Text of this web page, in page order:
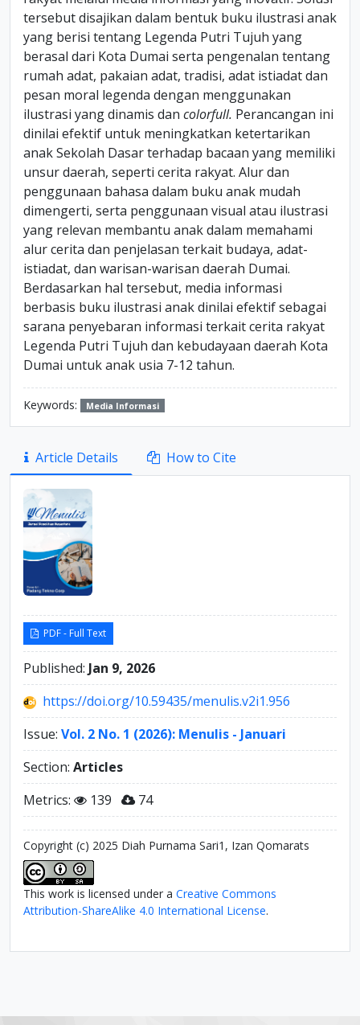
tersebut disajikan dalam bentuk buku ilustrasi anak
yang berisi tentang Legenda Putri Tujuh yang
berasal dari Kota Dumai serta pengenalan tentang
rumah adat, pakaian adat, tradisi, adat istiadat dan
pesan moral legenda dengan menggunakan
ilustrasi yang dinamis dan colorfull. Perancangan ini
dinilai efektif untuk meningkatkan ketertarikan
anak Sekolah Dasar terhadap bacaan yang memiliki
unsur daerah, seperti cerita rakyat. Alur dan
penggunaan bahasa dalam buku anak mudah
dimengerti, serta penggunaan visual atau ilustrasi
yang relevan membantu anak dalam memahami
alur cerita dan penjelasan terkait budaya, adat-
istiadat, dan warisan-warisan daerah Dumai.
Berdasarkan hal tersebut, media informasi
berbasis buku ilustrasi anak dinilai efektif sebagai
sarana penyebaran informasi terkait cerita rakyat
Legenda Putri Tujuh dan kebudayaan daerah Kota
Dumai untuk anak usia 7-12 tahun.
Keywords: Media Informasi
Article
Sidebar
Article Details How to Cite
PDF - Full Text
Published: Jan 9, 2026
https://doi.org/10.59435/menulis.v2i1.956
Issue: Vol. 2 No. 1 (2026): Menulis - Januari
Section: Articles
Metrics:
139 74
Copyright (c) 2025 Diah Purnama Sari1, Izan Qomarats
This work is licensed under a Creative Commons
Attribution-ShareAlike 4.0 International License.